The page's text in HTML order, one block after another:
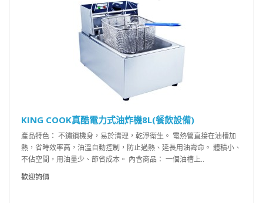
KING COOK真酷電力式油炸機8L(餐飲設備)
產品特色： 不鏽鋼機身，易於清理，乾淨衛生。 電熱管直接在油槽加
熱，省時效率高，油溫自動控制，防止過熱、延長用油壽命。 體積小、
不佔空間，用油量少、節省成本。 內含商品： 一個油槽上..
歡迎詢價